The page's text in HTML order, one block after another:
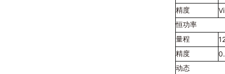
精度
恒功率
量程
精度
动态